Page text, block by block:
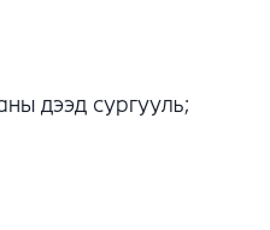
дээд сургууль;